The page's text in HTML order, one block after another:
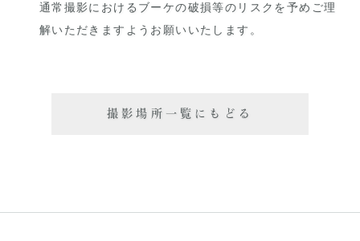
通常撮影におけるブーケの破損等のリスクを予めご理
解いただきますようお願いいたします。
撮影場所一覧にもどる